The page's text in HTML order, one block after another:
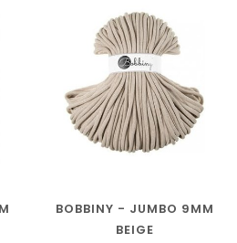
BOBBINY - JUMBO 9MM
BEIGE